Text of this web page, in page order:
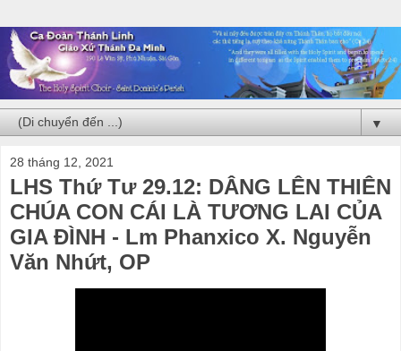
▼
28 tháng 12, 2021
LHS Thứ Tư 29.12: DÂNG LÊN THIÊN
CHÚA CON CÁI LÀ TƯƠNG LAI CỦA
GIA ĐÌNH - Lm Phanxico X. Nguyễn
Văn Nhứt, OP